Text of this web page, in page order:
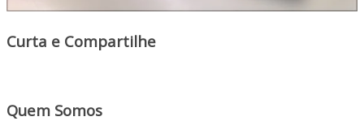
Curta e Compartilhe
Quem Somos